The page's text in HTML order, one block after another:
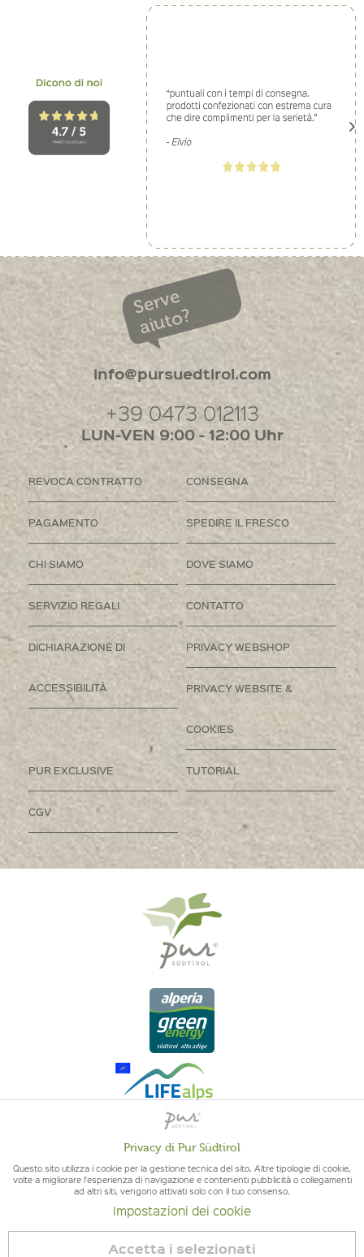
Serve
aiuto?
info@pursuedtirol.com
+39 0473 012113
LUN-VEN 9:00 - 12:00 Uhr
REVOCA CONTRATTO CONSEGNA
PAGAMENTO SPEDIRE IL FRESCO
CHI SIAMO DOVE SIAMO
SERVIZIO REGALI CONTATTO
DICHIARAZIONE DI
ACCESSIBILITÀ
PRIVACY WEBSHOP
PRIVACY WEBSITE &
COOKIES
PUR EXCLUSIVE TUTORIAL
CGV
QUALITÀ DELL'ALTO ADIGE - ORIGINE ALTOATESINA E QUALITÁ
CONTROLLATA
Privacy di Pur Südtirol
Questo sito utilizza i cookie per la gestione tecnica del sito. Altre tipologie di cookie,
volte a migliorare l'esperienza di navigazione e contenenti pubblicità o collegamenti
ad altri siti, vengono attivati solo con il tuo consenso.
Impostazioni dei cookie
Accetta i selezionati